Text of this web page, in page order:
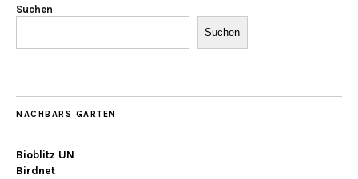
Suchen
Suchen
NACHBARS GARTEN
Bioblitz UN
Birdnet